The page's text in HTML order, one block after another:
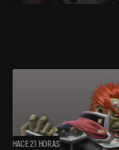
HACE 21 HORAS